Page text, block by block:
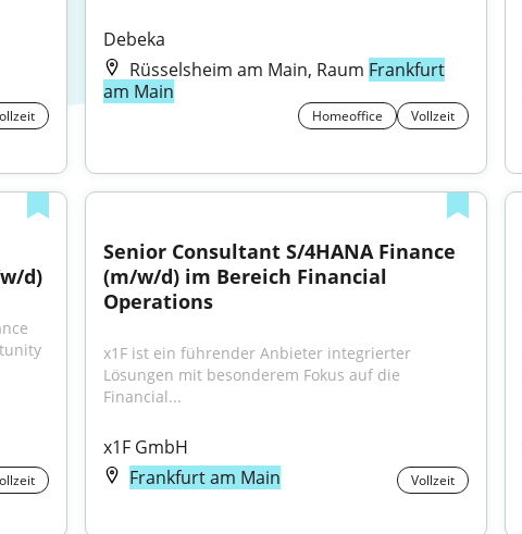
Debeka
Rüsselsheim am Main, Raum Frankfurt
am Main
Homeoffice Vollzeit
d)
Senior Consultant S/4HANA Finance
(m/w/d) im Bereich Financial
Operations
x1F ist ein führender Anbieter integrierter
Lösungen mit besonderem Fokus auf die
Financial...
x1F GmbH
Frankfurt am Main
Vollzeit